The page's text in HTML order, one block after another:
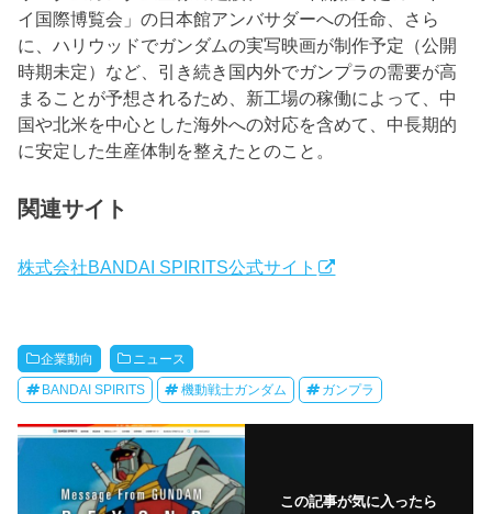
イ国際博覧会」の日本館アンバサダーへの任命、さら
に、ハリウッドでガンダムの実写映画が制作予定（公開
時期未定）など、引き続き国内外でガンプラの需要が高
まることが予想されるため、新工場の稼働によって、中
国や北米を中心とした海外への対応を含めて、中長期的
に安定した生産体制を整えたとのこと。
関連サイト
株式会社BANDAI SPIRITS公式サイト
企業動向 ニュース
BANDAI SPIRITS 機動戦士ガンダム ガンプラ
この記事が気に入ったら